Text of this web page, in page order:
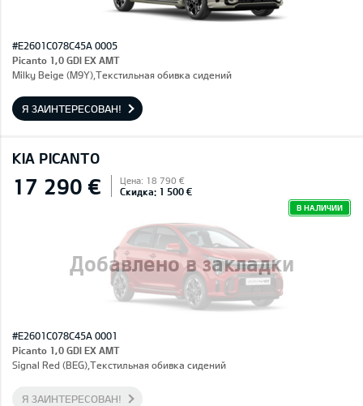
#E2601C078C45A 0005
Picanto 1,0 GDI EX AMT
Milky Beige (M9Y),Текстильная обивка сидений
Я ЗАИНТЕРЕСОВАН!
KIA PICANTO
Добавлено в закладки
17 290 € Цена: 18 790 €
Скидка: 1 500 €
В НАЛИЧИИ
#E2601C078C45A 0001
Picanto 1,0 GDI EX AMT
Signal Red (BEG),Текстильная обивка сидений
Я ЗАИНТЕРЕСОВАН!